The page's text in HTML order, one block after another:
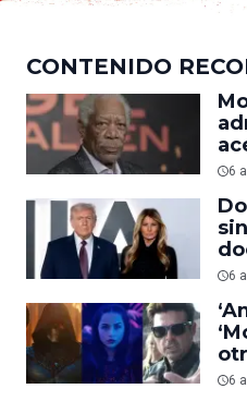
CONTENIDO
6
es
6
6